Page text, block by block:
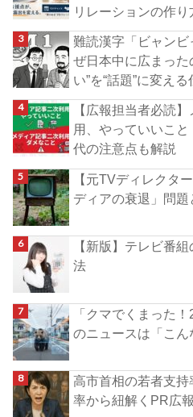
リレーションの作り
難読漢字「ビャン
ぜ日本中に広まっ
い”を“話題”に変え
【広報担当者必読
用、やっていいこ
代の注意点も解説
【元TVディレクタ
ディアの衰退」問題
【新版】テレビ番
法
「クマでくまった
のニュースは「こ
高市首相の若者支
率から紐解くPR広